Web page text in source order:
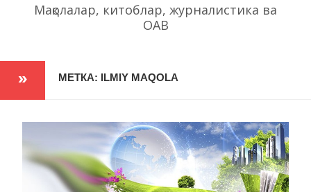
Мақолалар, китоблар, журналистика ва
ОАВ
МЕТКА: ILMIY MAQOLA